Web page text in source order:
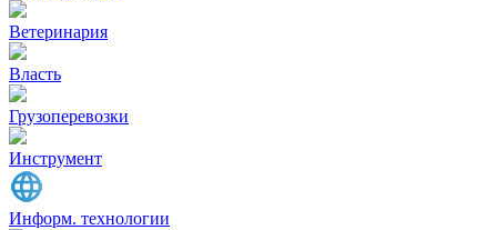
Ветеринария
Власть
Грузоперевозки
Инструмент
Информ. технологии